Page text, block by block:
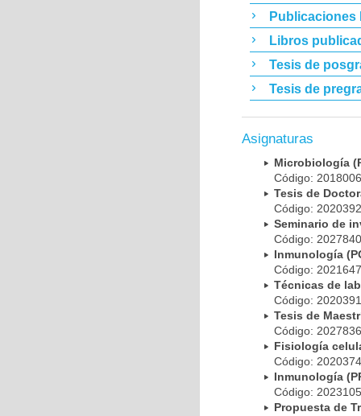
Publicaciones
Libros
Tesis de
Tesis de
Asignaturas
Microbiología
Código:
Tesis de
Código:
Seminario de
Código:
Inmunología
Código:
Técnicas de
Código:
Tesis de
Código:
Fisiología
Código:
Inmunología
Código:
Propuesta de